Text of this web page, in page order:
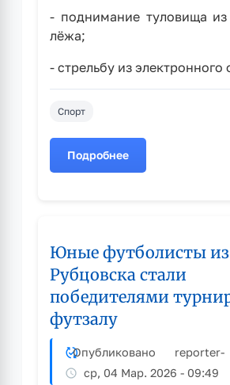
- поднимание туловища
лёжа;
- стрельбу из электронного
Спорт
Подробнее
о
призёрами
зимнего
фестиваля
ГТО
среди
Юные футболисты из
Рубцовска стали
победителями
футзалу
Опубликовано reporter-
ср, 04 Мар. 2026 - 09:49